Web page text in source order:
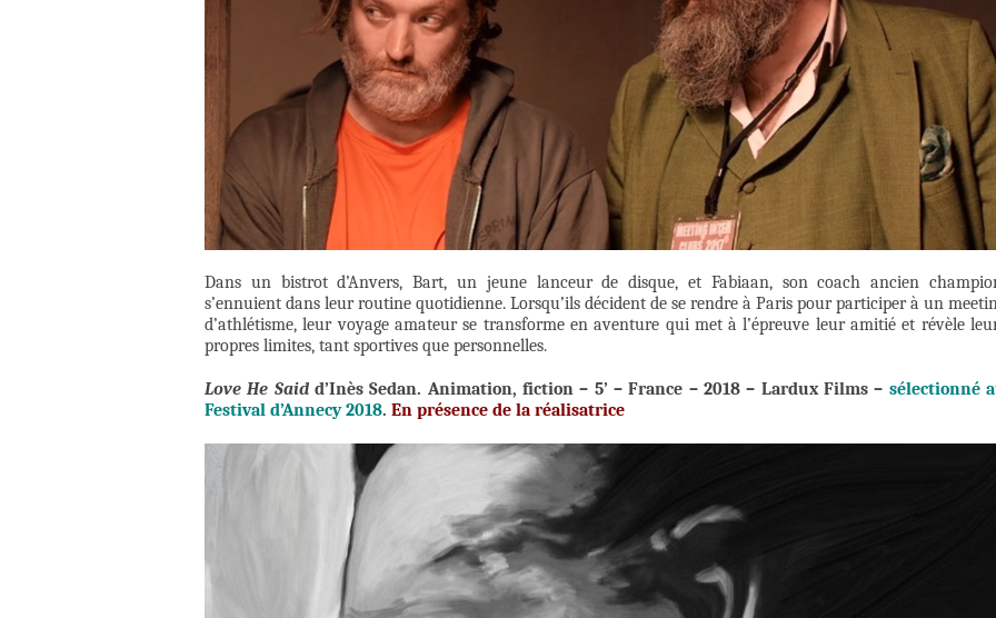
Dans un bistrot d’Anvers, Bart, un jeune lanceur de disque, et Fabiaan, son coach ancien
s’ennuient dans leur routine quotidienne. Lorsqu’ils décident de se rendre à Paris pour participer à un
d’athlétisme, leur voyage amateur se transforme en aventure qui met à l’épreuve leur amitié et révèle
propres limites, tant sportives que personnelles.
Love He Saidd’Inès Sedan. Animation, fiction – 5’ – France – 2018 – Lardux Films – sélectionné
Festival d’Annecy 2018. En présence de la réalisatrice